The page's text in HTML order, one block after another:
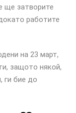
ще затворите
работите
на 23 март,
защото някой,
ги бие до